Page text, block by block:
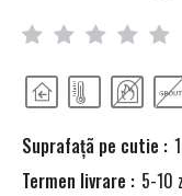
Suprafaţã pe cutie :
Termen livrare : 5-10